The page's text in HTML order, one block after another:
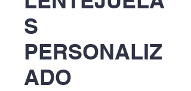
S
PERSONALIZ
ADO